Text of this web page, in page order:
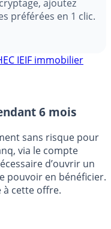
face aux
ajoutez
préférées en 1 clic.
6 mois
sans risque pour
via le compte
d’ouvrir un
cette offre.